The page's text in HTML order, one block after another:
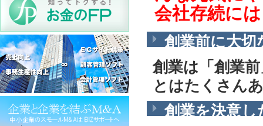
会社存続に
創業前に大
創業は「創業
とはたくさん
創業を決意